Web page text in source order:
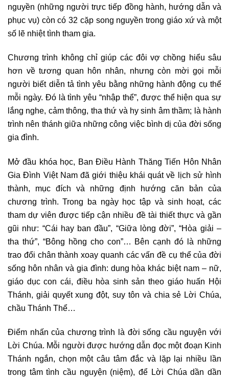
nguyền (những người trực tiếp đồng hành, hướng dẫn và
phục vụ) còn có 32 cặp song nguyền trong giáo xứ và một
số lẽ nhiệt tình tham gia.
Chương trình không chỉ giúp các đôi vợ chồng hiểu sâu
hơn về tương quan hôn nhân, nhưng còn mời gọi mỗi
người biết diễn tả tình yêu bằng những hành động cụ thể
mỗi ngày. Đó là tình yêu “nhập thể”, được thể hiện qua sự
lắng nghe, cảm thông, tha thứ và hy sinh âm thầm; là hành
trình nên thánh giữa những công việc bình dị của đời sống
gia đình.
Mở đầu khóa học, Ban Điều Hành Thăng Tiến Hôn Nhân
Gia Đình Việt Nam đã giới thiệu khái quát về lịch sử hình
thành, mục đích và những định hướng căn bản của
chương trình. Trong ba ngày học tập và sinh hoạt, các
tham dự viên được tiếp cận nhiều đề tài thiết thực và gần
gũi như: “Cái hay ban đầu”, “Giữa lòng đời”, “Hòa giải –
tha thứ”, “Bông hồng cho con”… Bên cạnh đó là những
trao đổi chân thành xoay quanh các vấn đề cụ thể của đời
sống hôn nhân và gia đình: dung hòa khác biệt nam – nữ,
giáo dục con cái, điều hòa sinh sản theo giáo huấn Hội
Thánh, giải quyết xung đột, suy tôn và chia sẻ Lời Chúa,
chầu Thánh Thể…
Điểm nhấn của chương trình là đời sống cầu nguyện với
Lời Chúa. Mỗi người được hướng dẫn đọc một đoạn Kinh
Thánh ngắn, chọn một câu tâm đắc và lặp lại nhiều lần
trong tâm tình cầu nguyện (niệm), để Lời Chúa dần dần